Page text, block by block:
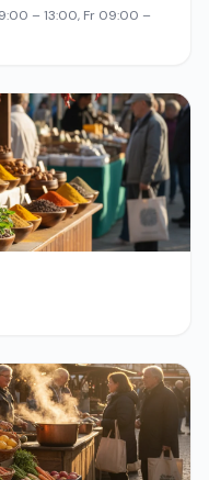
– 13:00, Fr 09:00 –